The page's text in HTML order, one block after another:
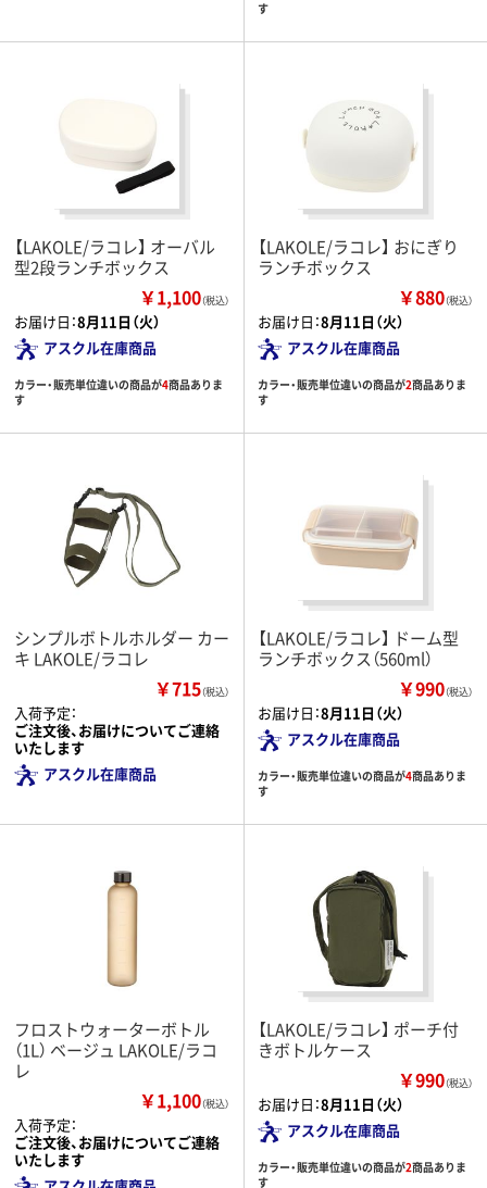
す
【LAKOLE/ラコレ】 オーバル
型2段ランチボックス
￥1,100（税込）
お届け日：8月11日（火）
アスクル在庫商品
カラー・販売単位違いの商品が4商品ありま
す
【LAKOLE/ラコレ】 おにぎり
ランチボックス
￥880（税込）
お届け日：8月11日（火）
アスクル在庫商品
カラー・販売単位違いの商品が2商品ありま
す
シンプルボトルホルダー カー
キ LAKOLE/ラコレ
￥715（税込）
入荷予定：
ご注文後、お届けについてご連絡
いたします
アスクル在庫商品
【LAKOLE/ラコレ】 ドーム型
ランチボックス（560ml）
￥990（税込）
お届け日：8月11日（火）
アスクル在庫商品
カラー・販売単位違いの商品が4商品ありま
す
フロストウォーターボトル
（1L） ベージュ LAKOLE/ラコ
レ
￥1,100（税込）
入荷予定：
ご注文後、お届けについてご連絡
いたします
【LAKOLE/ラコレ】 ポーチ付
きボトルケース
￥990（税込）
お届け日：8月11日（火）
アスクル在庫商品
カラー・販売単位違いの商品が2商品ありま
す